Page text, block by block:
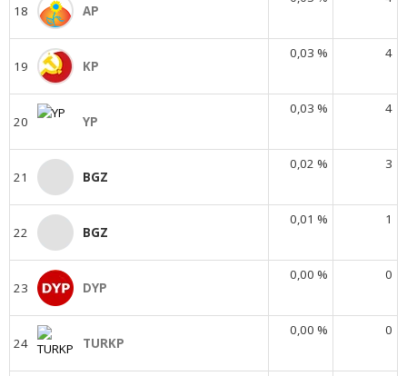
18 AP
19 KP
0,03 % 4
20 YP
0,03 % 4
21 BGZ
0,02 % 3
22 BGZ
0,01 % 1
23 DYP
0,00 % 0
24 TURKP
0,00 % 0